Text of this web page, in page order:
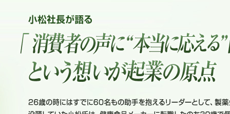
小松社長が語る 「消費者の声に“本当に応える”開発